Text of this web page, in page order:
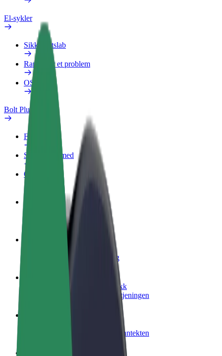
El-sykler
Sikkerhetslab
Rapporter et problem
OSS
Bolt Pluss
Fordeler
Slik blir du med
OSS
Tjen penger på egne vilkår
Bli et leveringsbud
Lever mat og få betalt ukentlig
Legg til en restaurant eller butikk
Nå ut til flere kunder og øk inntjeningen
Legg til flåten din i Bolt og øk inntekten